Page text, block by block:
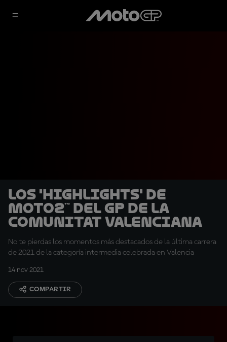
Los 'highlights' de
Moto2™ del GP de la
Comunitat Valenciana
No te pierdas los momentos más destacados de la última carrera
de 2021 de la categoría intermedia celebrada en Valencia
14 nov 2021
COMPARTIR